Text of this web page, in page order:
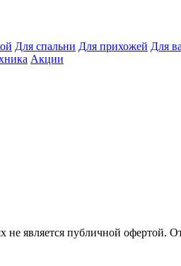
Для спальни Для прихожей Для
Акции
является публичной офертой.